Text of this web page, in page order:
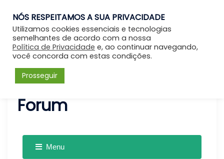
Entrar
Forum
Menu
NÓS RESPEITAMOS A SUA PRIVACIDADE
Utilizamos cookies essenciais e tecnologias
semelhantes de acordo com a nossa
Política de Privacidade e, ao continuar navegando,
você concorda com estas condições.
Prosseguir